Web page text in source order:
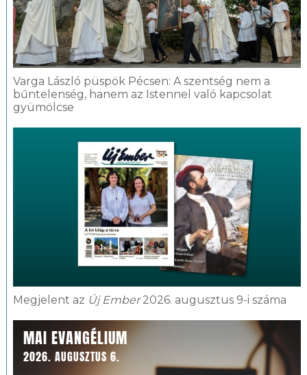
Varga László püspök Pécsen: A szentség nem a
bűntelenség, hanem az Istennel való kapcsolat
gyümölcse
Megjelent az Új Ember2026. augusztus 9-i száma
MAI EVANGÉLIUM
2026. AUGUSZTUS 6.